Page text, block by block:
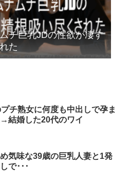
チ巨乳JDの性欲が凄す
た
チ熟女に何度も中出しで孕ま
結婚した20代のワイ
気味な39歳の巨乳人妻と1発
で･･･